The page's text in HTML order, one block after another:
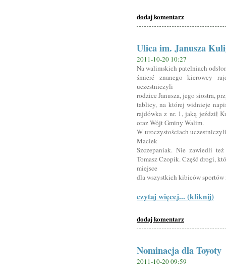
dodaj komentarz
Ulica im. Janusza
2011-10-20 10:27
Na walimskich patelniach
śmierć znanego kierowcy
uczestniczyli
rodzice Janusza, jego siostra,
tablicy, na której widnieje
rajdówka z nr. 1, jaką jeździł
oraz Wójt Gminy Walim.
W uroczystościach
Maciek
Szczepaniak. Nie zawiedli
Tomasz Czopik. Część drogi,
miejsce
dla wszystkich kibiców sportów
czytaj więcej... (kliknij)
dodaj komentarz
Nominacja dla Toyoty
2011-10-20 09:59